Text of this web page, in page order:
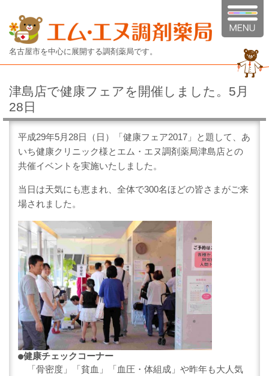
名古屋市を中心に展開する調剤薬局です。
津島店で健康フェアを開催しました。5月
28日
平成29年5月28日（日）「健康フェア2017」と題して、あ
いち健康クリニック様とエム・エヌ調剤薬局津島店との
共催イベントを実施いたしました。
当日は天気にも恵まれ、全体で300名ほどの皆さまがご来
場されました。
●健康チェックコーナー
「骨密度」「貧血」「血圧・体組成」や昨年も大人気